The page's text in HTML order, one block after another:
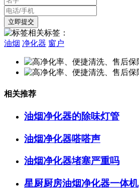
相关标签：
油烟 净化器 窗户
相关推荐
油烟净化器的除味灯管
油烟净化器嗒嗒声
油烟净化器堵塞严重吗
星厨厨房油烟净化器一体机